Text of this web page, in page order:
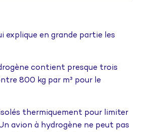
explique en grande partie les
contient presque trois
800 kg par m³ pour le
thermiquement pour limiter
avion à hydrogène ne peut pas